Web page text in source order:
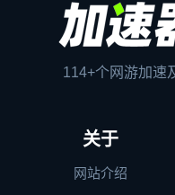
114+个网游加速
关于
网站介绍